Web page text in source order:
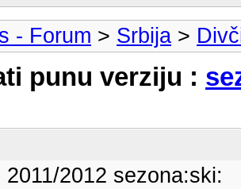
- Forum > Srbija >
punu verziju :
2011/2012 sezona:ski: